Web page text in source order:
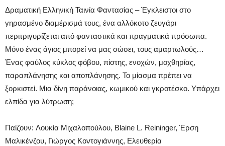
Δραματική Ελληνική Ταινία Φαντασίας – Έγκλειστοι στο
γηρασμένο διαμέρισμά τους, ένα αλλόκοτο ζευγάρι
περιτριγυρίζεται από φανταστικά και πραγματικά πρόσωπα.
Μόνο ένας άγιος μπορεί να μας σώσει, τους αμαρτωλούς…
Ένας φαύλος κύκλος φόβου, πίστης, ενοχών, μοχθηρίας,
παραπλάνησης και αποπλάνησης. Το μίασμα πρέπει να
ξορκιστεί. Μια δίνη παράνοιας, κωμικού και γκροτέσκο. Yπάρχει
ελπίδα για λύτρωση;
Παίζουν: Λουκία Μιχαλοπούλου, Blaine L. Reininger, Έρση
Μαλικένζου, Γιώργος Κοντογιάννης, Ελευθερία